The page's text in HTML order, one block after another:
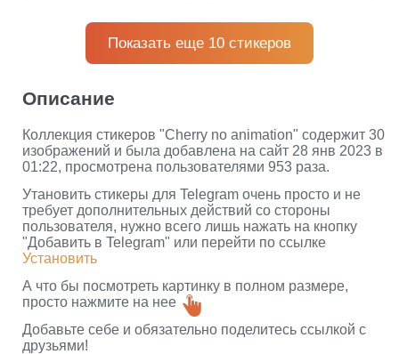
Показать еще 10 стикеров
Описание
Коллекция стикеров "Cherry no animation" содержит 30
изображений и была добавлена на сайт 28 янв 2023 в
01:22, просмотрена пользователями 953 раза.
Утановить стикеры для Telegram очень просто и не
требует дополнительных действий со стороны
пользователя, нужно всего лишь нажать на кнопку
"Добавить в Telegram" или перейти по ссылке
Установить
А что бы посмотреть картинку в полном размере,
просто нажмите на нее
Добавьте себе и обязательно поделитесь ссылкой с
друзьями!